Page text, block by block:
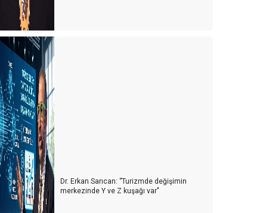
TURİZMDE ELEMAN YOKTUR SATRANÇ TAŞLARI
VARDIR...
ACENTALARI SİYASETE DAVET EDİYORUM
SİGARA YASAĞININ ARKASI GELİR Mİ?
Ortak kültür mirasımız; SAMATYA
TATiLCiLERiN YURTDIŞI TUR ŞiRKETLERiNE ÖDEDiĞi
PARALARININ AKIBETi NE OLACAK?
TÜRSAB BAŞKANI İLE TOPLANDIK
REHBER EŞLERİ
TURİZM BAKANI İLE TOPLANDIK
Dr. Erkan Sarıcan: ‘’Turizmde değişimin
merkezinde Y ve Z kuşağı var’’